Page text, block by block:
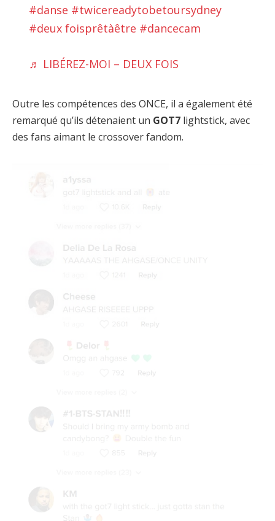
#danse #twicereadytobetoursydney
#deux foisprêtàêtre #dancecam
♬ LIBÉREZ-MOI – DEUX FOIS
Outre les compétences des ONCE, il a également été
remarqué qu’ils détenaient un GOT7 lightstick, avec
des fans aimant le crossover fandom.